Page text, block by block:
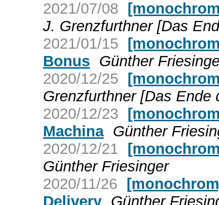
2021/07/08
J. Grenzfurthner [Das
2021/01/15
Bonus Günther
2020/12/25
Grenzfurthner [Das Ende
2020/12/23
Machina Günther
2020/12/21
Günther Friesinger
2020/11/26
Delivery Günther